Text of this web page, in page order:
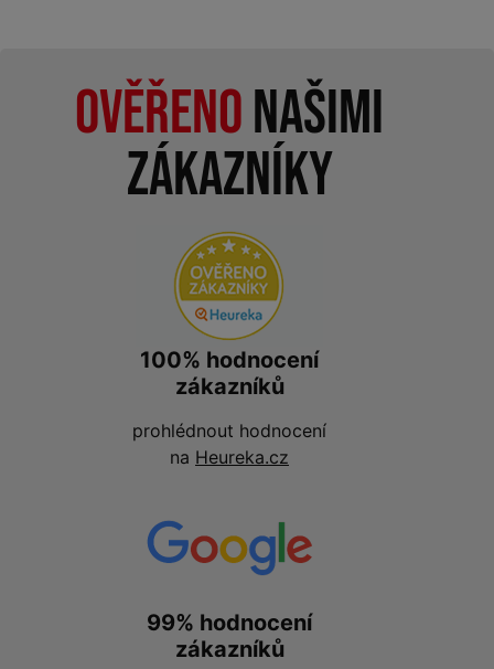
Ověřenonašimi
zákazníky
100% hodnocení
zákazníků
prohlédnout hodnocení
na Heureka.cz
99% hodnocení
zákazníků